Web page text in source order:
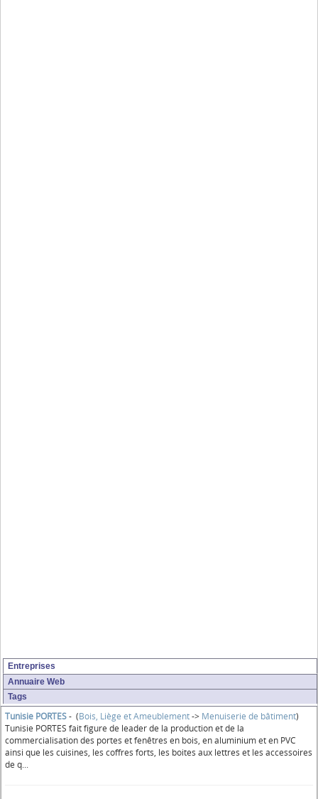
Entreprises
Annuaire Web
Tags
Tunisie PORTES- (Bois, Liège et Ameublement-> Menuiserie de bâtiment)
Tunisie PORTES fait figure de leader de la production et de la
commercialisation des portes et fenêtres en bois, en aluminium et en PVC
ainsi que les cuisines, les coffres forts, les boites aux lettres et les accessoires
de q...